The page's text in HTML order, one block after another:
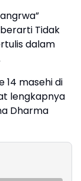
Tidak
dalam
14 masehi di
lengkapnya
Dharma